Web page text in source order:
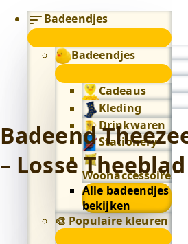
Badeendjes
Badeendjes
Cadeaus
Kleding
Drinkwaren
Stationery
Woonaccessoires
Alle badeendjes
bekijken
🎨 Populaire kleuren
Badeend
– Losse